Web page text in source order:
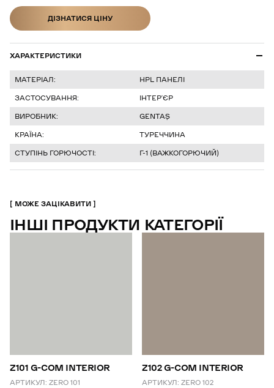
ДІЗНАТИСЯ ЦІНУ
ХАРАКТЕРИСТИКИ
МАТЕРІАЛ:
HPL ПАНЕЛІ
ЗАСТОСУВАННЯ:
ІНТЕР’ЄР
ВИРОБНИК:
GENTAŞ
КРАЇНА:
ТУРЕЧЧИНА
СТУПІНЬ ГОРЮЧОСТІ:
Г-1 (ВАЖКОГОРЮЧИЙ)
МОЖЕ ЗАЦІКАВИТИ
ІНШІ ПРОДУКТИ КАТЕГОРІЇ
Z101 G-COM INTERIOR
АРТИКУЛ: ZERO 101
Z102 G-COM INTERIOR
АРТИКУЛ: ZERO 102